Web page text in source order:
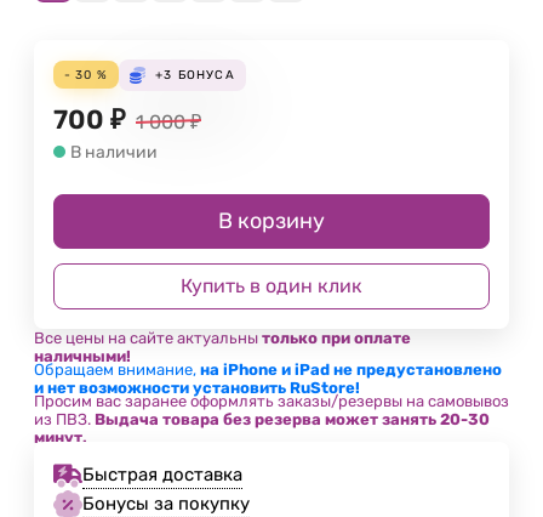
- 30 % +3 БОНУСА
700 ₽ 1 000 ₽
В наличии
В корзину
Купить в один клик
Все цены на сайте актуальны только при оплате
наличными!
Обращаем внимание, на iPhone и iPad не предустановлено
и нет возможности установить RuStore!
Просим вас заранее оформлять заказы/резервы на самовывоз
из ПВЗ. Выдача товара без резерва может занять 20-30
минут.
Быстрая доставка
Бонусы за покупку